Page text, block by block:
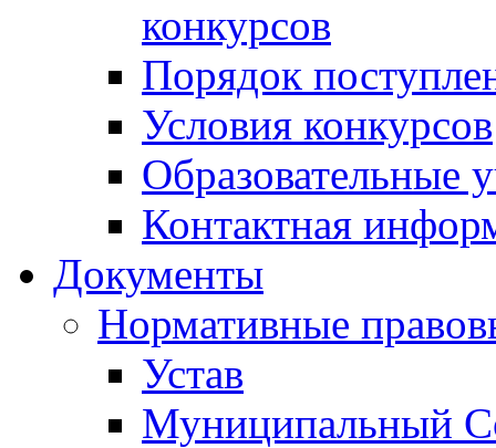
конкурсов
Порядок
Условия конкурсов
Образовательные
Контактная
Документы
Нормативные
Устав
Муниципальный